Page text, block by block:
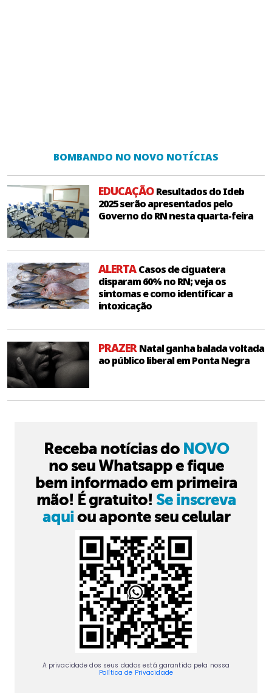
BOMBANDO NO NOVO NOTÍCIAS
EDUCAÇÃOResultados do Ideb
2025 serão apresentados pelo
Governo do RN nesta quarta-feira
ALERTACasos de ciguatera
disparam 60% no RN; veja os
sintomas e como identificar a
intoxicação
PRAZERNatal ganha balada voltada
ao público liberal em Ponta Negra
Receba notícias do NOVO
no seu Whatsapp e fique
bem informado em primeira
mão! É gratuito! Se inscreva
aquiou aponte seu celular
A privacidade dos seus dados está garantida pela nossa
Política de Privacidade